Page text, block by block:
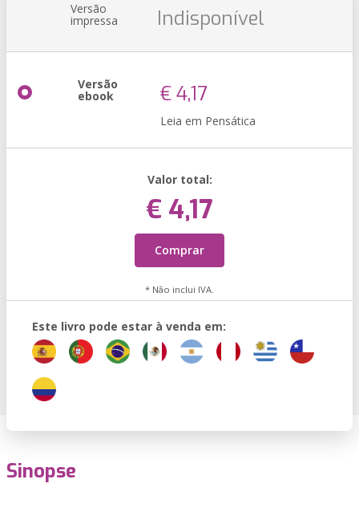
Versão
impressa Indisponível
Versão
ebook € 4,17
Leia em Pensática
Valor total:
€ 4,17
Comprar
* Não inclui IVA.
Este livro pode estar à venda em:
Sinopse